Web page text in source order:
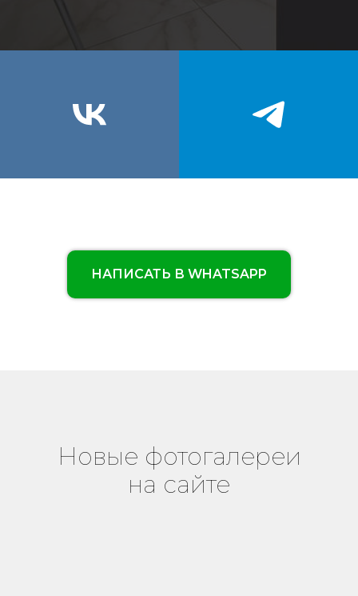
НАПИСАТЬ В WHATSAPP
Новые фотогалереи
на сайте